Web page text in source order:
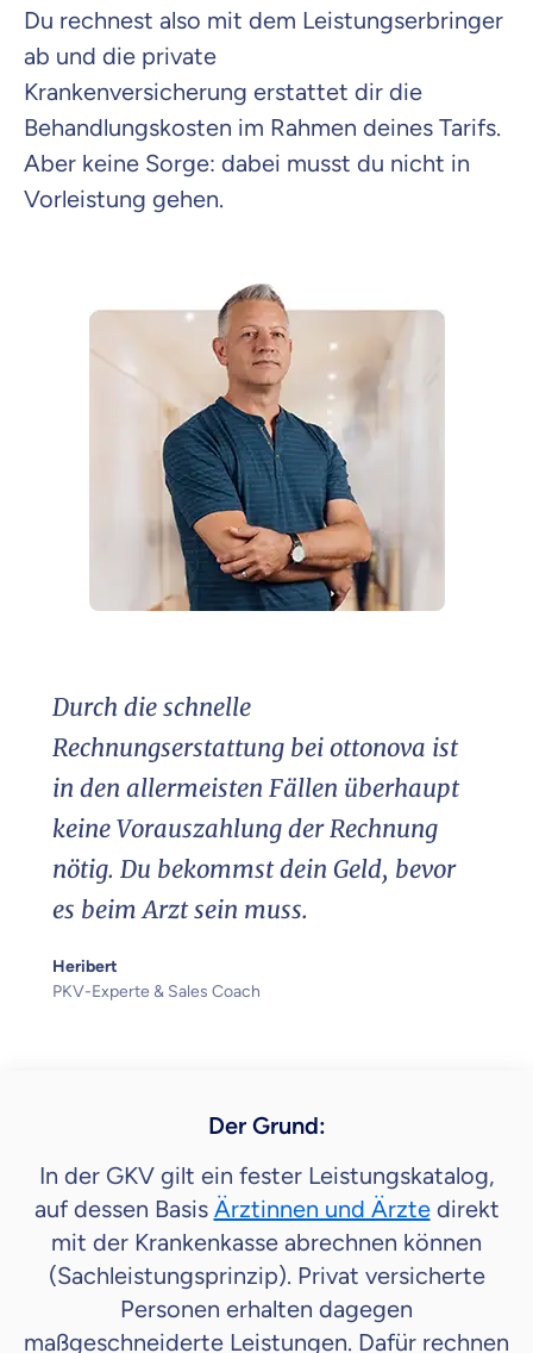
Du rechnest also mit dem Leistungserbringer
ab und die private
Krankenversicherung erstattet dir die
Behandlungskosten im Rahmen deines Tarifs.
Aber keine Sorge: dabei musst du nicht in
Vorleistung gehen.
Durch die schnelle
Rechnungserstattung bei ottonova ist
in den allermeisten Fällen überhaupt
keine Vorauszahlung der Rechnung
nötig. Du bekommst dein Geld, bevor
es beim Arzt sein muss.
Heribert
PKV-Experte & Sales Coach
Der Grund:
In der GKV gilt ein fester Leistungskatalog,
auf dessen Basis Ärztinnen und Ärztedirekt
mit der Krankenkasse abrechnen können
(Sachleistungsprinzip). Privat versicherte
Personen erhalten dagegen
maßgeschneiderte Leistungen. Dafür rechnen